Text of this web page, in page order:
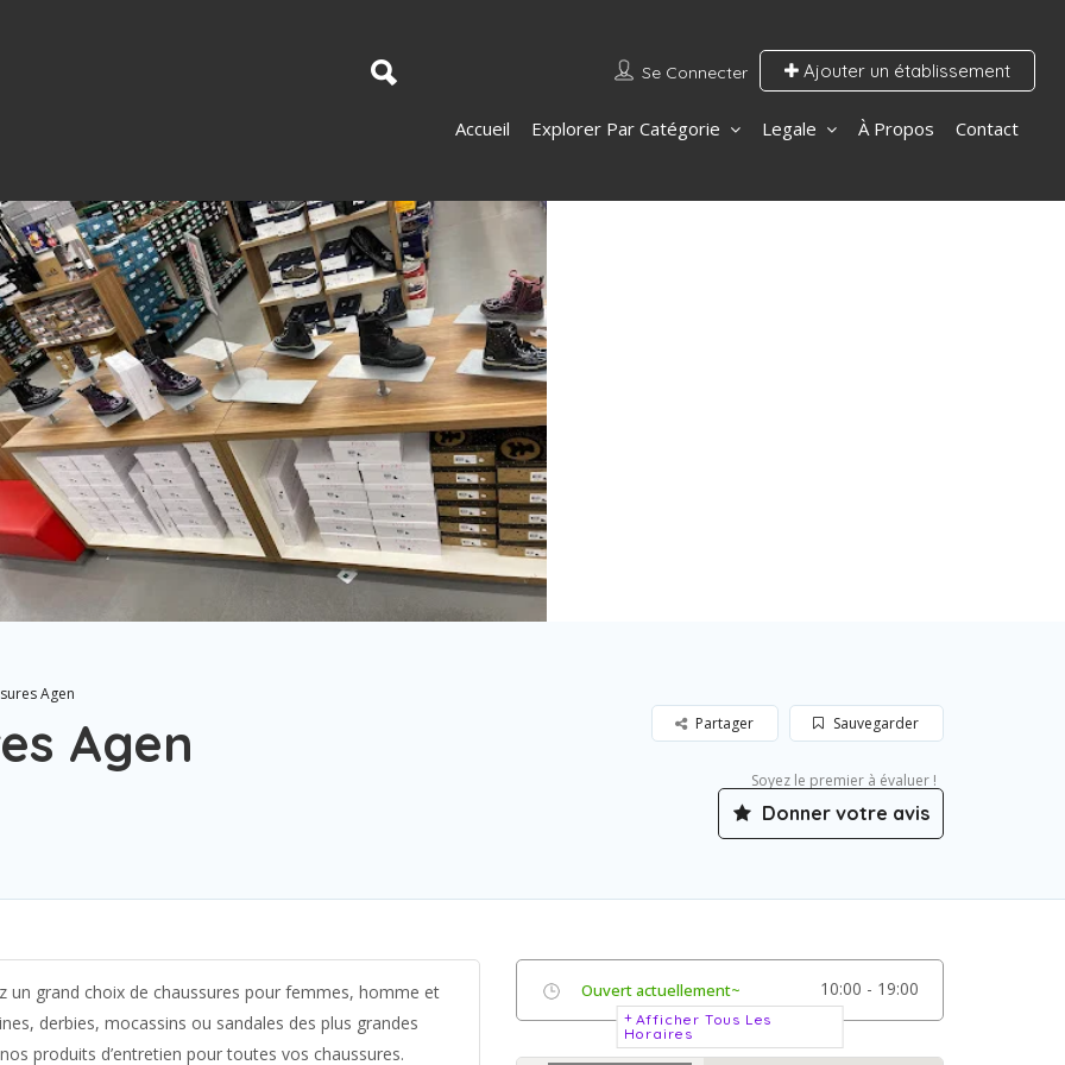
Se Connecter Ajouter un établissement
Accueil Explorer Par Catégorie Legale À Propos Contact
Agen
Agen Sauvegarder
Partager
Soyez le premier à évaluer !
Donner votre avis
un grand choix de chaussures pour femmes, homme et
derbies, mocassins ou sandales des plus grandes
produits d’entretien pour toutes vos chaussures.
Ouvert actuellement~ 10:00 - 19:00
Afficher Tous Les
Horaires